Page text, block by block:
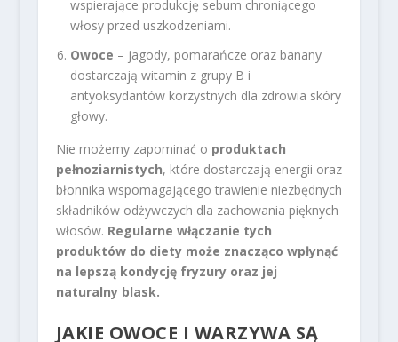
wspierające produkcję sebum chroniącego
włosy przed uszkodzeniami.
Owoce – jagody, pomarańcze oraz banany
dostarczają witamin z grupy B i
antyoksydantów korzystnych dla zdrowia skóry
głowy.
Nie możemy zapominać o produktach
pełnoziarnistych, które dostarczają energii oraz
błonnika wspomagającego trawienie niezbędnych
składników odżywczych dla zachowania pięknych
włosów. Regularne włączanie tych
produktów do diety może znacząco wpłynąć
na lepszą kondycję fryzury oraz jej
naturalny blask.
JAKIE OWOCE I WARZYWA SĄ